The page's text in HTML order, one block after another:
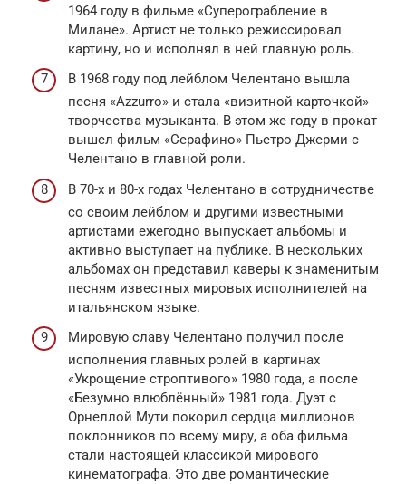
1964 году в фильме «Суперограбление в
Милане». Артист не только режиссировал
картину, но и исполнял в ней главную роль.
В 1968 году под лейблом Челентано вышла
песня «Azzurro» и стала «визитной карточкой»
творчества музыканта. В этом же году в прокат
вышел фильм «Серафино» Пьетро Джерми с
Челентано в главной роли.
В 70-х и 80-х годах Челентано в сотрудничестве
со своим лейблом и другими известными
артистами ежегодно выпускает альбомы и
активно выступает на публике. В нескольких
альбомах он представил каверы к знаменитым
песням известных мировых исполнителей на
итальянском языке.
Мировую славу Челентано получил после
исполнения главных ролей в картинах
«Укрощение строптивого» 1980 года, а после
«Безумно влюблённый» 1981 года. Дуэт с
Орнеллой Мути покорил сердца миллионов
поклонников по всему миру, а оба фильма
стали настоящей классикой мирового
кинематографа. Это две романтические